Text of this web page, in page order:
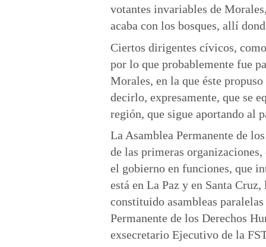
votantes invariables de
acaba con los bosques, allí
Ciertos dirigentes cívicos,
por lo que probablemente fue
Morales, en la que éste
decirlo, expresamente, que se
región, que sigue aportando al
La Asamblea Permanente de
de las primeras
el gobierno en funciones, que
está en La Paz y en Santa
constituido asambleas
Permanente de los Derechos
exsecretario Ejecutivo de la